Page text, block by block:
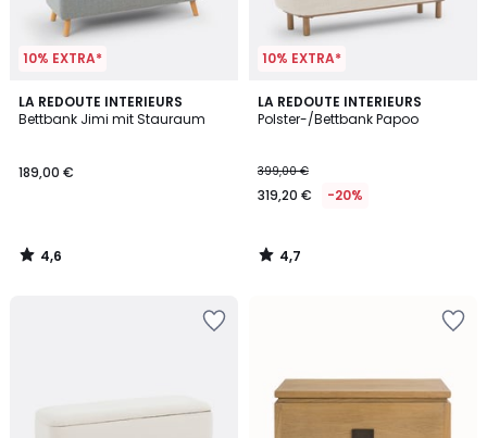
10% EXTRA*
LA REDOUTE INTERIEURS
Bettbank Jimi mit Stauraum
189,00 €
4,6
/ 5
4,6
/
10% EXTRA*
LA REDOUTE INTERIEURS
Polster-/Bettbank Papoo
399,00 €
319,20 € -20%
4,7
/ 5
4,7
/